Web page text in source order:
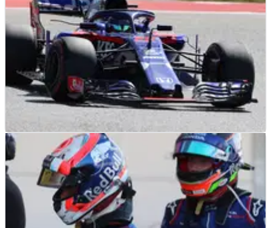
F1 22/10/18
Hartley: Pertunjukan menunjukkan kredensial
untuk masa depan F1